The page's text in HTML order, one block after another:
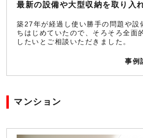
最新の設備や大型収納を取り入
築27年が経過し使い勝手の問題や設
ちはじめていたので、そろそろ全面
したいとご相談いただきました。
事例
マンション